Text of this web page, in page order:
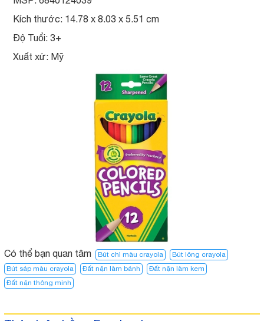
Kích thước: 14.78 x 8.03 x 5.51 cm
Độ Tuổi: 3+
Xuất xứ: Mỹ
Có thể bạn quan tâm Bút chì màu crayola
Bút lông crayola
Bút sáp màu crayola
Đất nặn làm bánh
Đất nặn làm kem
Đất nặn thông minh